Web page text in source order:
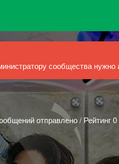
сообщества нужно
отправлено / Рейтинг 0